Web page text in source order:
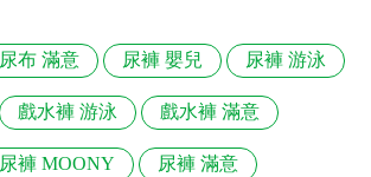
尿布 滿意 尿褲 嬰兒 尿褲 游泳
戲水褲 游泳 戲水褲 滿意
尿褲 MOONY 尿褲 滿意